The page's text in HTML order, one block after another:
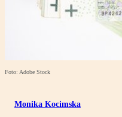
Foto: Adobe Stock
Monika Kocimska